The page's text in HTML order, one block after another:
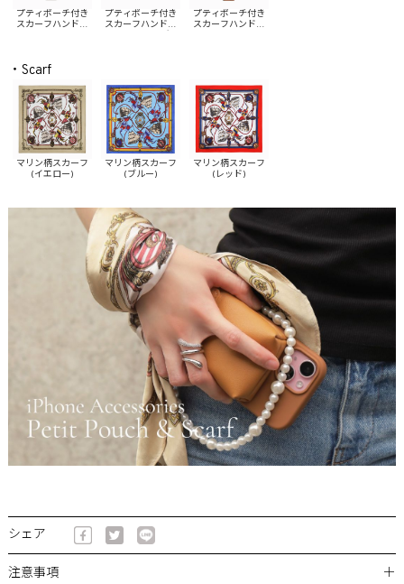
プティポーチ付き
スカーフハンドル
プティポーチ付き
スカーフハンドル
プティポーチ付き
スカーフハンドル
・Scarf
マリン柄スカーフ
(イエロー)
マリン柄スカーフ
(ブルー)
マリン柄スカーフ
(レッド)
シェア
注意事項 ＋